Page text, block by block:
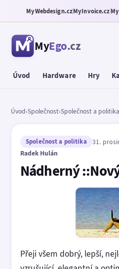
MyWebdesign.czMyInvoice.cz
MyEgo.cz
Úvod Hardware Hry
Úvod›Společnost›Společnost a politika
Společnost a politika
31.
Radek Hulán
Nádherný
Přeji všem dobrý, lepší,